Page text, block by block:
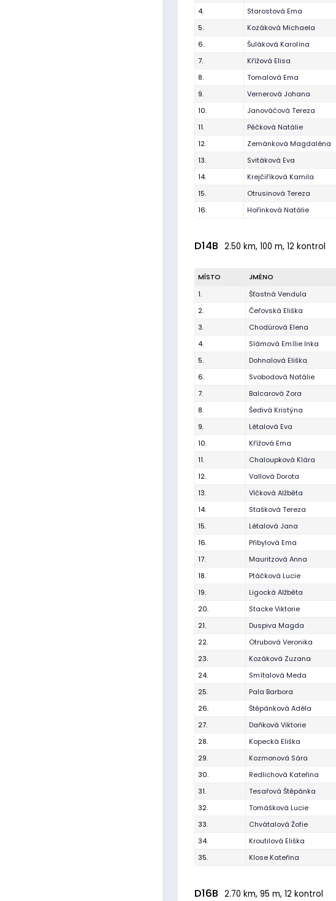
4.
Starostová Ema
5.
Kozáková Michaela
6.
Šuláková Karolína
7.
Křížová Elisa
8.
Tomalová Ema
9.
Vernerová Johana
10.
Janováčová Tereza
11.
Pěčková Natálie
12.
Zemánková Magdaléna
13.
Svitáková Eva
14.
Krejčiříková Kamila
15.
Otrusinová Tereza
16.
Hořínková Natálie
D14B 2.50 km, 100 m, 12 kontrol
MÍSTO JMÉNO
1.
Šťastná Vendula
2.
Čeřovská Eliška
3.
Chodúrová Elena
4.
Slámová Emílie Inka
5.
Dohnalová Eliška
6.
Svobodová Natálie
7.
Balcarová Zora
8.
Šedivá Kristýna
9.
Létalová Eva
10.
Křížová Ema
11.
Chaloupková Klára
12.
Vallová Dorota
13.
Vlčková Alžběta
14.
Stašková Tereza
15.
Létalová Jana
16.
Přibylová Ema
17.
Mauritzová Anna
18.
Ptáčková Lucie
19.
Ligocká Alžběta
20.
Stacke Viktorie
21.
Duspiva Magda
22.
Otrubová Veronika
23.
Kozáková Zuzana
24.
Smítalová Meda
25.
Pala Barbora
26.
Štěpánková Adéla
27.
Daňková Viktorie
28.
Kopecká Eliška
29.
Kozmonová Sára
30.
Redlichová Kateřina
31.
Tesařová Štěpánka
32.
Tomášková Lucie
33.
Chvátalová Žofie
34.
Kroutilová Eliška
35.
Klose Kateřina
D16B 2.70 km, 95 m, 12 kontrol